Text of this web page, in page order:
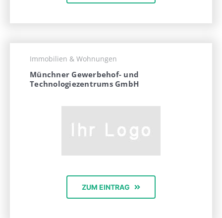
Immobilien & Wohnungen
Münchner Gewerbehof- und
Technologiezentrums GmbH
ZUM EINTRAG